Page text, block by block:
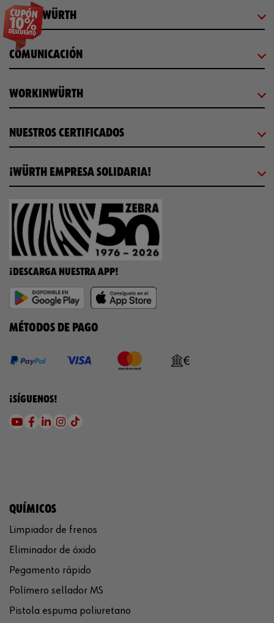
SOBRE WÜRTH
COMUNICACIÓN
WORKINWÜRTH
NUESTROS CERTIFICADOS
¡WÜRTH EMPRESA SOLIDARIA!
¡DESCARGA NUESTRA APP!
MÉTODOS DE PAGO
¡SÍGUENOS!
QUÍMICOS
Limpiador de frenos
Eliminador de óxido
Pegamento rápido
Polímero sellador MS
Pistola espuma poliuretano